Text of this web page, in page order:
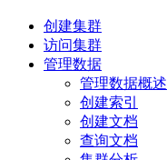
创建集群
访问集群
管理数据
管理数据概述
创建索引
创建文档
查询文档